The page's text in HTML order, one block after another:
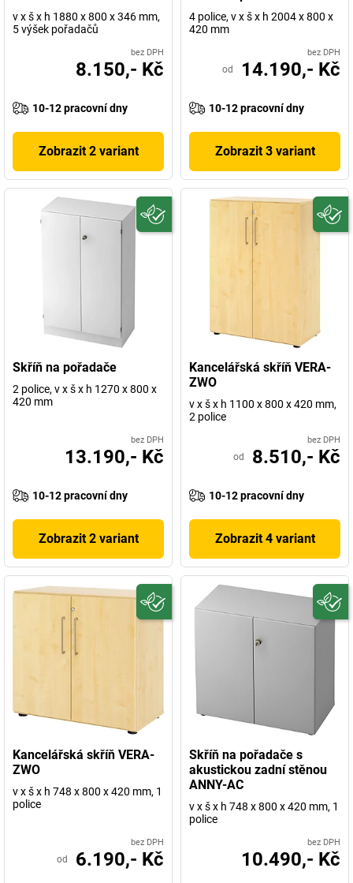
v x š x h 1880 x 800 x 346 mm,
5 výšek pořadačů
bez DPH
8.150,- Kč
10-12 pracovní dny
Zobrazit 2 variant
4 police, v x š x h 2004 x 800 x
420 mm
bez DPH
od 14.190,- Kč
10-12 pracovní dny
Zobrazit 3 variant
Skříň na pořadače
2 police, v x š x h 1270 x 800 x
420 mm
bez DPH
13.190,- Kč
10-12 pracovní dny
Zobrazit 2 variant
Kancelářská skříň VERA-
ZWO
v x š x h 1100 x 800 x 420 mm,
2 police
bez DPH
od 8.510,- Kč
10-12 pracovní dny
Zobrazit 4 variant
Kancelářská skříň VERA-
ZWO
v x š x h 748 x 800 x 420 mm, 1
police
bez DPH
od 6.190,- Kč
Skříň na pořadače s
akustickou zadní stěnou
ANNY-AC
v x š x h 748 x 800 x 420 mm, 1
police
bez DPH
10.490,- Kč